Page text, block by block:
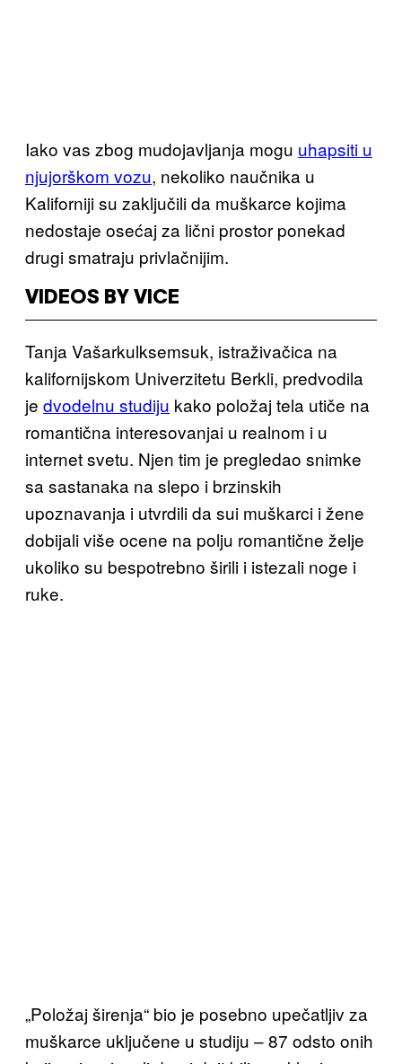
Iako vas zbog mudojavljanja mogu uhapsiti u
njujorškom vozu, nekoliko naučnika u
Kaliforniji su zaključili da muškarce kojima
nedostaje osećaj za lični prostor ponekad
drugi smatraju privlačnijim.
VIDEOS BY VICE
Tanja Vašarkulksemsuk, istraživačica na
kalifornijskom Univerzitetu Berkli, predvodila
je dvodelnu studiju kako položaj tela utiče na
romantična interesovanjai u realnom i u
internet svetu. Njen tim je pregledao snimke
sa sastanaka na slepo i brzinskih
upoznavanja i utvrdili da sui muškarci i žene
dobijali više ocene na polju romantične želje
ukoliko su bespotrebno širili i istezali noge i
ruke.
„Položaj širenja“ bio je posebno upečatljiv za
muškarce uključene u studiju – 87 odsto onih